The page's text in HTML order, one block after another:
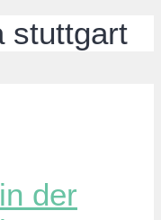
stuttgart